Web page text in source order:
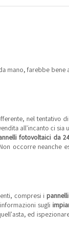
farebbe bene
nel tentativo
all'incanto ci
fotovoltaici da
occorre neanche
compresi i
sugli
ed